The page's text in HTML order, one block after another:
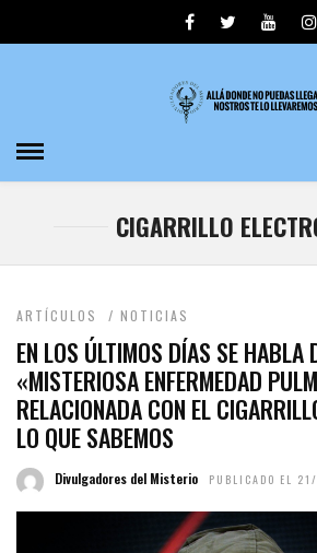
CIGARRILLO
ARTÍCULOS / NOTICIAS
EN LOS ÚLTIMOS DÍAS SE HABLA
«MISTERIOSA ENFERMEDAD
RELACIONADA CON EL
LO QUE SABEMOS
Divulgadores del Misterio PUBLICADO EL